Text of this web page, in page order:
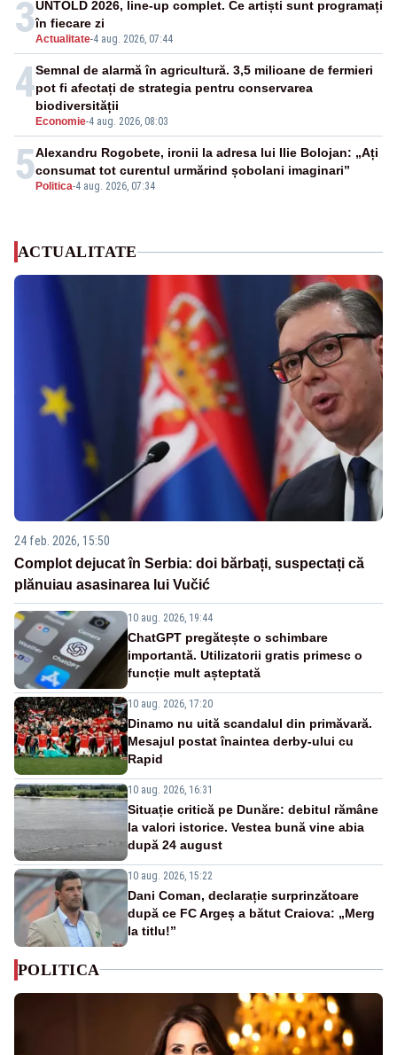
3Actualitate-4 aug. 2026, 07:44
UNTOLD 2026, line-up complet. Ce artiști sunt programați
în fiecare zi
4
Economie-4 aug. 2026, 08:03
Semnal de alarmă în agricultură. 3,5 milioane de fermieri
pot fi afectați de strategia pentru conservarea
biodiversității
5 Politica-4 aug. 2026, 07:34
Alexandru Rogobete, ironii la adresa lui Ilie Bolojan: „Ați
consumat tot curentul urmărind șobolani imaginari”
ACTUALITATE
24 feb. 2026, 15:50
Complot dejucat în Serbia: doi bărbați, suspectați că
plănuiau asasinarea lui Vučić
10 aug. 2026, 19:44
ChatGPT pregătește o schimbare
importantă. Utilizatorii gratis primesc o
funcție mult așteptată
10 aug. 2026, 17:20
Dinamo nu uită scandalul din primăvară.
Mesajul postat înaintea derby-ului cu
Rapid
10 aug. 2026, 16:31
Situație critică pe Dunăre: debitul rămâne
la valori istorice. Vestea bună vine abia
după 24 august
10 aug. 2026, 15:22
Dani Coman, declarație surprinzătoare
după ce FC Argeș a bătut Craiova: „Merg
la titlu!”
POLITICA